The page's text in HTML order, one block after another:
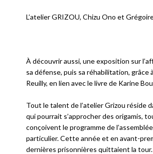
L’atelier GRIZOU, Chizu Ono et
À découvrir aussi, une exposition sur
sa défense, puis sa réhabilitation,
Reuilly, en lien avec le livre de Karine
Tout le talent de l’atelier Grizou réside
qui pourrait s’approcher des origamis,
conçoivent le programme de
particulier. Cette année et en avant-
dernières prisonnières quittaient la tour.